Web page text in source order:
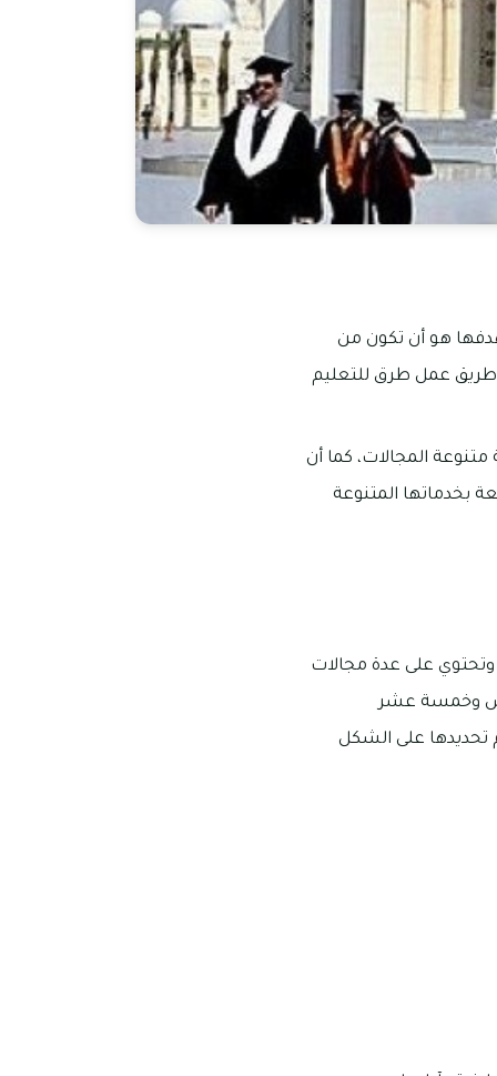
هو أن تكون من
طريق عمل طرق للتعليم
المجالات، كما أن
بخدماتها المتنوعة
وتحتوي على عدة مجالات
وخمسة عشر
تحديدها على الشكل